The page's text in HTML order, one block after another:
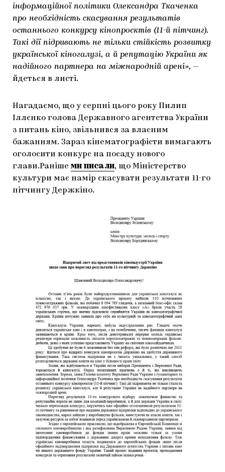
інформаційної політики Олександра Ткаченка
про необхідність скасування результатів
останнього конкурсу кінопроєктів (11-й пітчинг).
Такі дії підривають не тільки стійкість розвитку
української кіногалузі, а й репутацію України як
надійного партнера на міжнародній арені», —
йдеться в листі.
Нагадаємо, що у серпні цього року Пилип
Іллєнко голова Державного агентства України
з питань кіно, звільнився за власним
бажанням. Зараз кінематографісти вимагають
оголосити конкурс на посаду нового
глави.Раніше ми писали, що Міністерство
культури має намір скасувати результати 11-го
пітчингу Держкіно.